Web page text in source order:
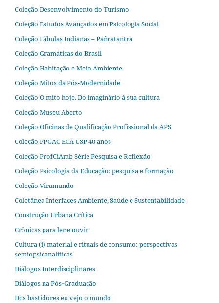
Coleção Desenvolvimento do Turismo
Coleção Estudos Avançados em Psicologia Social
Coleção Fábulas Indianas – Pañcatantra
Coleção Gramáticas do Brasil
Coleção Habitação e Meio Ambiente
Coleção Mitos da Pós-Modernidade
Coleção O mito hoje. Do imaginário à sua cultura
Coleção Museu Aberto
Coleção Oficinas de Qualificação Profissional da APS
Coleção PPGAC ECA USP 40 anos
Coleção ProfCiAmb Série Pesquisa e Reflexão
Coleção Psicologia da Educação: pesquisa e formação
Coleção Viramundo
Coletânea Interfaces Ambiente, Saúde e Sustentabilidade
Construção Urbana Crítica
Crônicas para ler e ouvir
Cultura (i) material e rituais de consumo: perspectivas
semiopsicanalíticas
Diálogos Interdisciplinares
Diálogos na Pós‐Graduação
Dos bastidores eu vejo o mundo